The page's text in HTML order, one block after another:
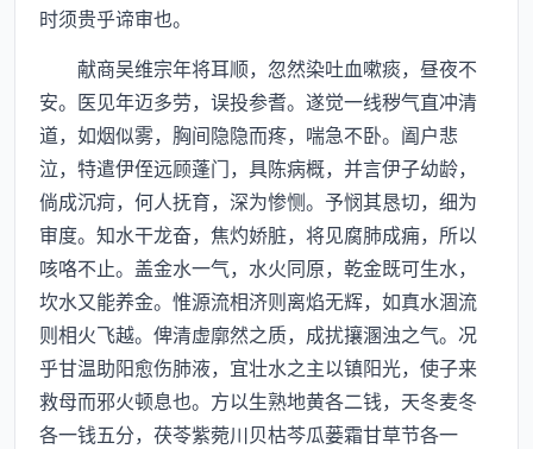
时须贵乎谛审也。
献商吴维宗年将耳顺，忽然染吐血嗽痰，昼夜不
安。医见年迈多劳，误投参耆。遂觉一线秽气直冲清
道，如烟似雾，胸间隐隐而疼，喘急不卧。阖户悲
泣，特遣伊侄远顾蓬门，具陈病概，并言伊子幼龄，
倘成沉疴，何人抚育，深为惨恻。予悯其恳切，细为
审度。知水干龙奋，焦灼娇脏，将见腐肺成痈，所以
咳咯不止。盖金水一气，水火同原，乾金既可生水，
坎水又能养金。惟源流相济则离焰无辉，如真水涸流
则相火飞越。俾清虚廓然之质，成扰攘溷浊之气。况
乎甘温助阳愈伤肺液，宜壮水之主以镇阳光，使子来
救母而邪火顿息也。方以生熟地黄各二钱，天冬麦冬
各一钱五分，茯苓紫菀川贝枯芩瓜蒌霜甘草节各一